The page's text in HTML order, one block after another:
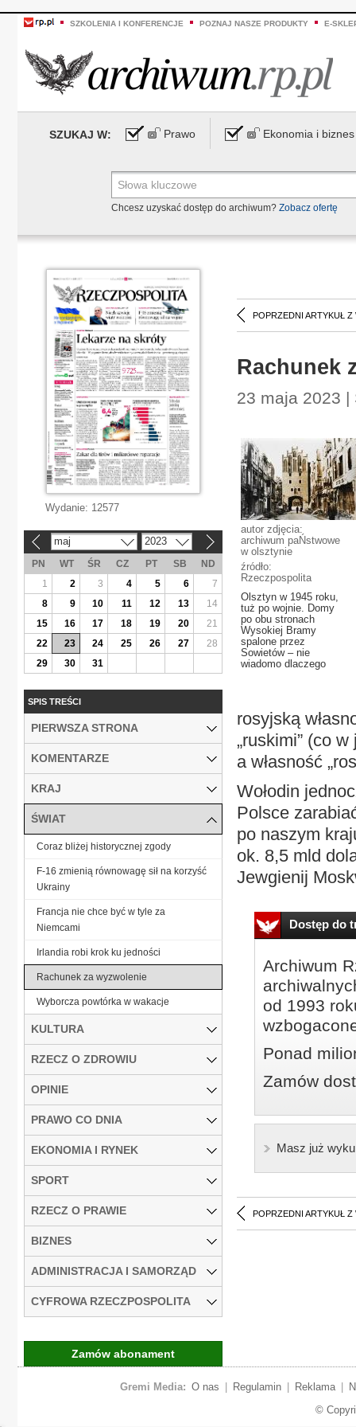
SZKOLENIA I KONFERENCJE POZNAJ NASZE PRODUKTY E-
SZUKAJ W: Prawo Ekonomia i biznes
Chcesz uzyskać dostęp do archiwum? Zobacz ofertę
POPRZEDNI ARTYKUŁ Z
Rachunek
23 maja 2023 |
autor zdjęcia:
archiwum paŃstwowe
w olsztynie
źródło:
Rzeczpospolita
Olsztyn w 1945 roku,
tuż po wojnie. Domy
po obu stronach
Wysokiej Bramy
spalone przez
Sowietów – nie
wiadomo dlaczego
rosyjską
„ruskimi” (co
a własność
Wołodin
Polsce
po naszym
ok. 8,5 mld
Jewgienij
Dostęp do
Archiwum
od 1993
Ponad
Zamów
Masz już
POPRZEDNI ARTYKUŁ Z
Wydanie: 12577
maj 2023
PN WT ŚR CZ PT SB
ND
1
2 3 4 5 6
7
8
9 10 11 12 13
14
15
16 17 18 19 20
21
22
23 24 25 26 27
28
29
30 31
SPIS TREŚCI
PIERWSZA STRONA
KOMENTARZE
KRAJ
ŚWIAT
Coraz bliżej historycznej zgody
F-16 zmienią równowagę sił na korzyść
Ukrainy
Francja nie chce być w tyle za
Niemcami
Irlandia robi krok ku jedności
Rachunek za wyzwolenie
Wyborcza powtórka w wakacje
KULTURA
RZECZ O ZDROWIU
OPINIE
PRAWO CO DNIA
EKONOMIA I RYNEK
SPORT
RZECZ O PRAWIE
BIZNES
ADMINISTRACJA I SAMORZĄD
CYFROWA RZECZPOSPOLITA
Zamów abonament
Gremi Media: O nas Regulamin Reklama
©